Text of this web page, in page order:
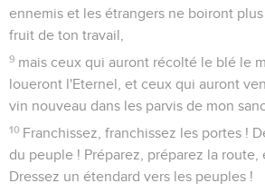
ennemis et les étrangers ne boiront
fruit de ton travail,
9 mais ceux qui auront récolté le blé le
loueront l'Eternel, et ceux qui auront
vin nouveau dans les parvis de mon
10 Franchissez, franchissez les portes !
du peuple ! Préparez, préparez la route,
Dressez un étendard vers les peuples !